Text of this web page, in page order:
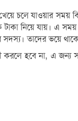
চলে যাওয়ার সময়
নিয়ে যায়। এ
তাদের ভয়ে
হবে না, এ জন্য